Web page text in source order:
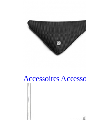
Accessoires